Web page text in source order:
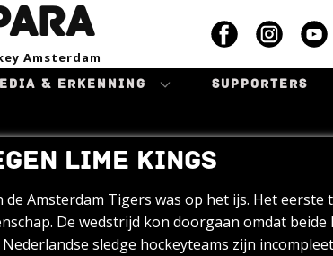
Amsterdam
& ERKENNING SUPPORTERS
LIME KINGS
de Amsterdam Tigers was op het ijs. Het
De wedstrijd kon doorgaan omdat
sledge hockeyteams zijn